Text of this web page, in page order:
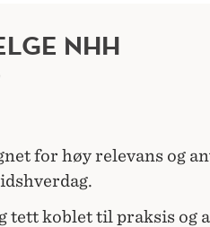
NHH
for høy relevans og
tett koblet til praksis og